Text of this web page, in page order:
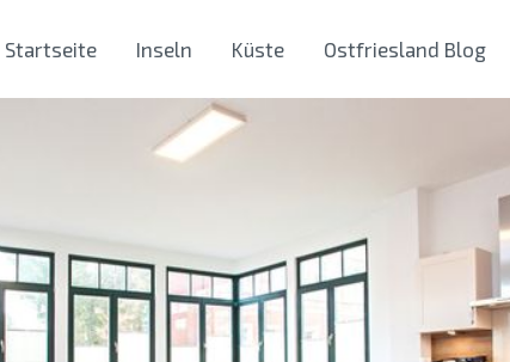
Startseite Inseln Küste Ostfriesland Blog